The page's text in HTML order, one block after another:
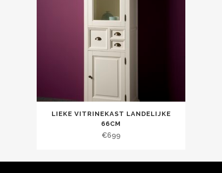
LIEKE VITRINEKAST LANDELIJKE
66CM
€699